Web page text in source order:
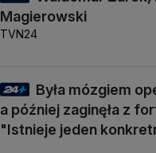
Magierowski
TVN24
Była mózgiem
a później zaginęła z
"Istnieje jeden